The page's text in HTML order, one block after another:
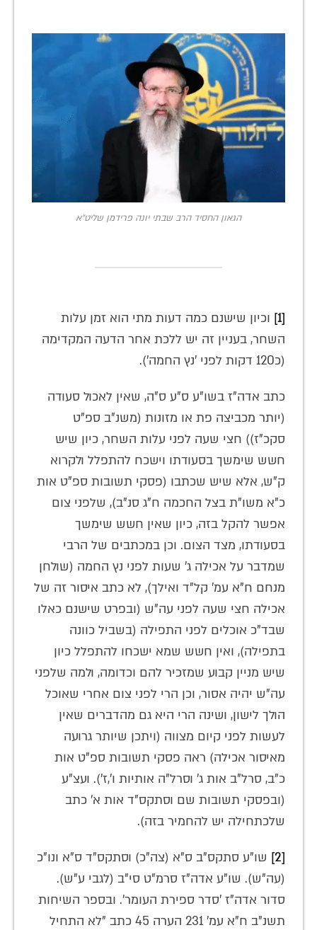
הגאון החסיד הרב שבתי יונה פרידמן שליט"א
[1]
וכיון שישנם כמה דעות מתי הוא זמן עלות
השחר, בעניין זה יש ללכת אחר הדעה המקדימה
(כ120 דקות לפני 'נץ החמה').
כתב אדה"ז בשו"ע ס"ע ס"ה, שאין לאכול סעודה
(יותר מכביצה פת או מזונות (משנ"ב ספ"ט
סקכ"ז)) חצי שעה לפני עלות השחר, כיון שיש
חשש שימשך בסעודתו וישכח להתפלל ולקרוא
ק"ש, אלא שיש שכתבו (פסקי תשובות ספ"ט אות
כ"א משו"ת בצל החכמה ח"ג סנ"ב), שלפני צום
אפשר להקל בזה, כיון שאין חשש שימשך
בסעודתו, מצד הצום. וכן במכתבים של הרבי
שמדבר על אכילה ג' שעות לפני נץ החמה (שולחן
מנחם ח"א עמ' קל"ד ואילך), לא כתב איסור זה של
אכילה חצי שעה לפני עה"ש (ובפרט שישנם כאלו
שבד"כ אוכלים לפני התפילה (בשביל כוונה
בתפילה), ואין חשש שמא ישכחו להתפלל כיון
שיש מניין קבוע שמזכיר להם וכדומה, ולמה שלפני
עה"ש יהיה אסור, וכן הרי לפני צום אחרי שאוכל
הולך לישון, ושינה הרי היא גם מהדברים שאין
לעשות לפני קיום מצווה (ויתכן שיותר גרועה
מאיסור אכילה) ראה פסקי תשובות ספ"ט אות
כ"ב, סרל"ב אות ג' וסרל"ה אותיות ו',ז'). ועצ"ע
(ובפסקי תשובות שם וסתקס"ד אות א' כתב
שלכתחילה יש להחמיר בזה).
[2]
שו"ע סתקס"ב ס"א (צה"כ) וסתקס"ד ס"א ונו"כ
(עה"ש). שו"ע אדה"ז סרמ"ט סי"ב (לגבי ע"ש).
סדור אדה"ז 'סדר ספירת העומר'. ובספר השיחות
תשנ"ב ח"א עמ' 231 הערה 45 כתב "לא התחיל